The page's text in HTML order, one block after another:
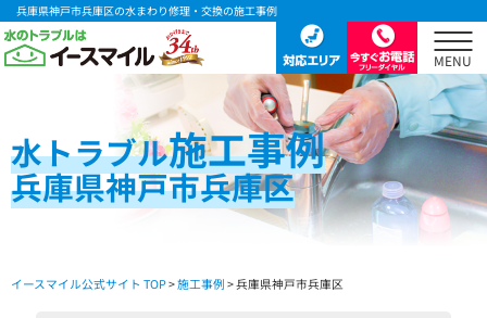
兵庫県神戸市兵庫区の水まわり修理・交換の施工事例
水トラブル施工事例
兵庫県神戸市兵庫区
イースマイル公式サイト TOP>施工事例 > 兵庫県神戸市兵庫区